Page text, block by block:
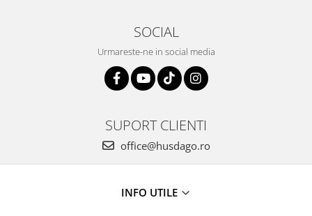
SOCIAL
Urmareste-ne in social media
SUPORT CLIENTI
office@husdago.ro
INFO UTILE